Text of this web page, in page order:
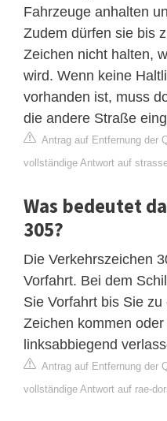
Fahrzeuge anhalten
Zudem dürfen sie bis
Zeichen nicht halten,
wird. Wenn keine
vorhanden ist, muss
die andere Straße
Antrag auf Entfernung der
vollständige Antwort auf
Was bedeutet
305?
Die Verkehrszeichen
Vorfahrt. Bei dem
Sie Vorfahrt bis Sie
Zeichen kommen
linksabbiegend
Antrag auf Entfernung der
vollständige Antwort auf rae-